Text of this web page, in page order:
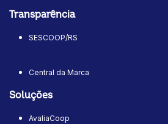
Transparência
SESCOOP/RS
Central da Marca
Soluções
AvaliaCoop